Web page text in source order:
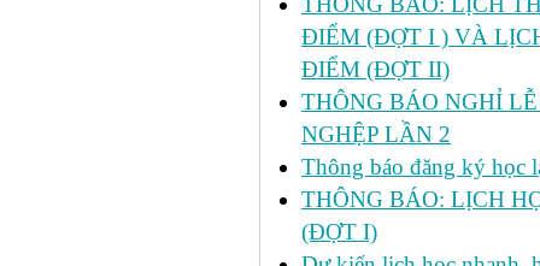
ĐIỂM (ĐỢT I ) VÀ
ĐIỂM (ĐỢT II)
THÔNG BÁO NGHỈ
NGHỆP LẦN 2
Thông báo đăng ký học
THÔNG BÁO: LỊCH
(ĐỢT I)